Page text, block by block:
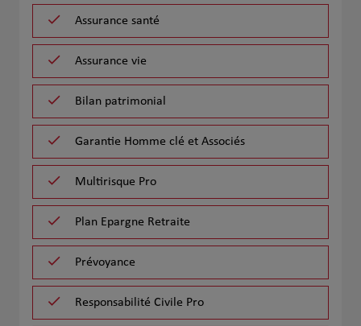
Assurance santé
Assurance vie
Bilan patrimonial
Garantie Homme clé et Associés
Multirisque Pro
Plan Epargne Retraite
Prévoyance
Responsabilité Civile Pro